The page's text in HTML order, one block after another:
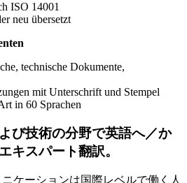
ISO 14001
neu übersetzt
technische Dokumente,
mit Unterschrift und Stempel
in 60 Sprachen
び技術の分野で英語へ／か
キスパート翻訳。
ケーションは国際レベルで働く人